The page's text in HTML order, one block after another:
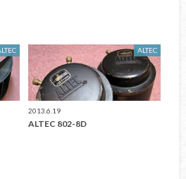
ALTEC
2013.6.19
ALTEC 802-8D